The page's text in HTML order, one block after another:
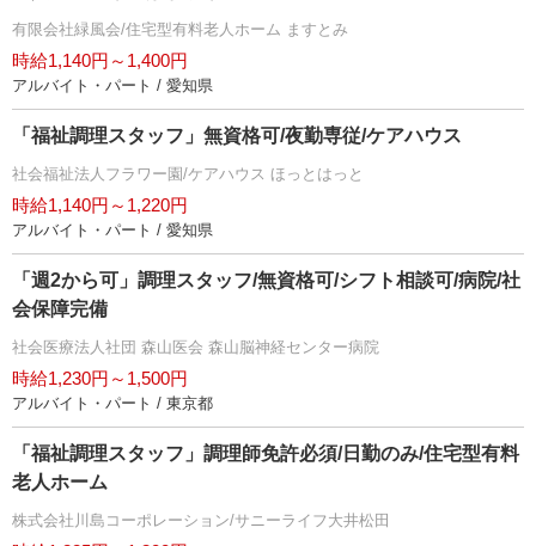
有限会社緑風会/住宅型有料老人ホーム ますとみ
時給1,140円～1,400円
アルバイト・パート / 愛知県
「福祉調理スタッフ」無資格可/夜勤専従/ケアハウス
社会福祉法人フラワー園/ケアハウス ほっとはっと
時給1,140円～1,220円
アルバイト・パート / 愛知県
「週2から可」調理スタッフ/無資格可/シフト相談可/病院/社
会保障完備
社会医療法人社団 森山医会 森山脳神経センター病院
時給1,230円～1,500円
アルバイト・パート / 東京都
「福祉調理スタッフ」調理師免許必須/日勤のみ/住宅型有料
老人ホーム
株式会社川島コーポレーション/サニーライフ大井松田